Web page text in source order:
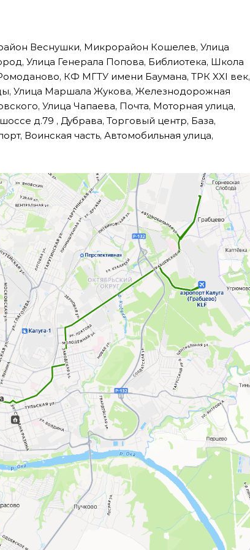
Веснушки, Микрорайон Кошелев, Улица
Улица Генерала Попова, Библиотека, Школа
КФ МГТУ имени Баумана, ТРК XXI век,
Улица Маршала Жукова, Железнодорожная
Улица Чапаева, Почта, Моторная улица,
д.79 , Дубрава, Торговый центр, База,
Воинская часть, Автомобильная улица,